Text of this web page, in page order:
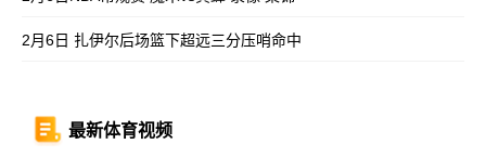
2月6日 扎伊尔后场篮下超远三分压哨命中
最新体育视频